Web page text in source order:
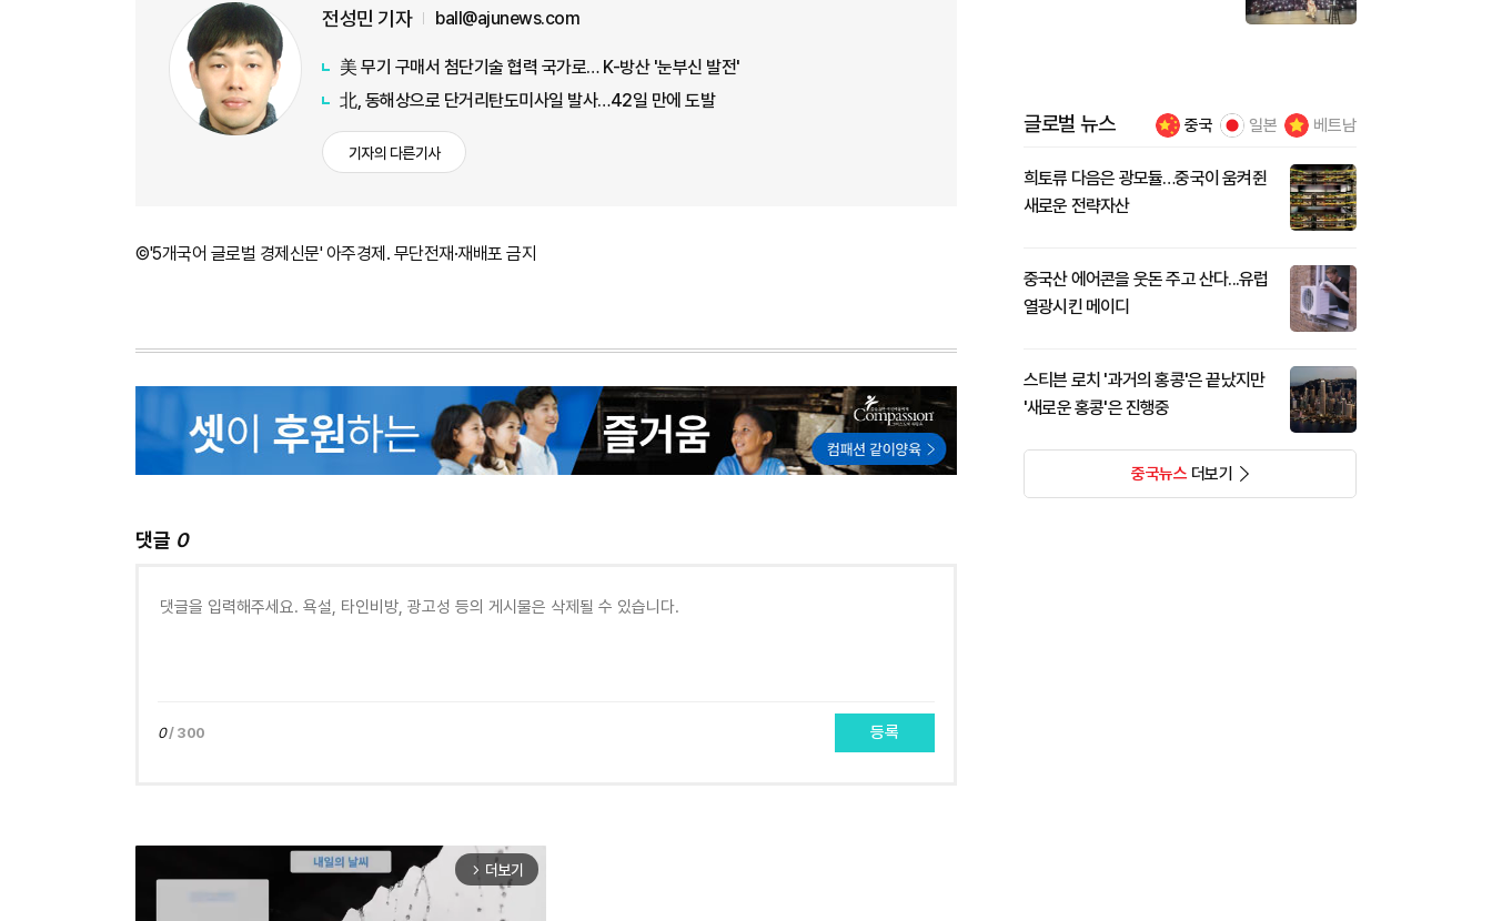
전성민 기자 ball@ajunews.com
美 무기 구매서 첨단기술 협력 국가로… K-방산 '눈부신 발전'
北, 동해상으로 단거리탄도미사일 발사…42일 만에 도발
기자의 다른기사
©'5개국어 글로벌 경제신문' 아주경제. 무단전재·재배포 금지
댓글 0
0/ 300 등록
arrow_forward_ios 더보기
글로벌 뉴스 중국 일본 베트남
희토류 다음은 광모듈…중국이 움켜쥔
새로운 전략자산
중국산 에어콘을 웃돈 주고 산다...유럽
열광시킨 메이디
스티븐 로치 '과거의 홍콩'은 끝났지만
'새로운 홍콩'은 진행중
중국뉴스더보기